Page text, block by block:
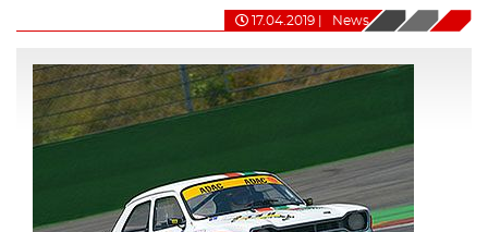
17.04.2019 News